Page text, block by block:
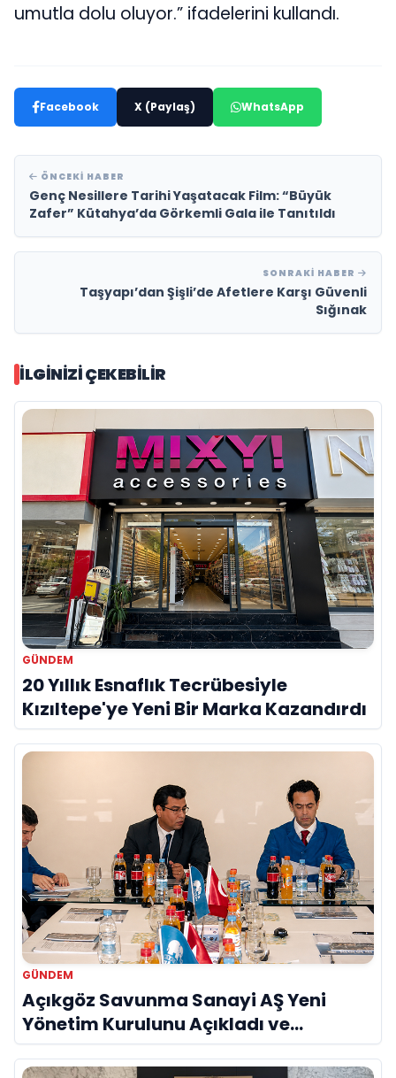
umutla dolu oluyor.” ifadelerini kullandı.
Facebook X (Paylaş) WhatsApp
ÖNCEKI HABER
Genç Nesillere Tarihi Yaşatacak Film: “Büyük
Zafer” Kütahya’da Görkemli Gala ile Tanıtıldı
SONRAKI HABER
Taşyapı’dan Şişli’de Afetlere Karşı Güvenli
Sığınak
İLGINIZI ÇEKEBILIR
GÜNDEM
20 Yıllık Esnaflık Tecrübesiyle
Kızıltepe'ye Yeni Bir Marka Kazandırdı
GÜNDEM
Açıkgöz Savunma Sanayi AŞ Yeni
Yönetim Kurulunu Açıkladı ve
Savunma Sanayinde Küresel Vizyon
Vurgusu